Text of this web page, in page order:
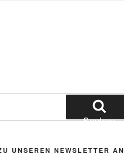
Suchen
UNSEREN NEWSLETTER AN